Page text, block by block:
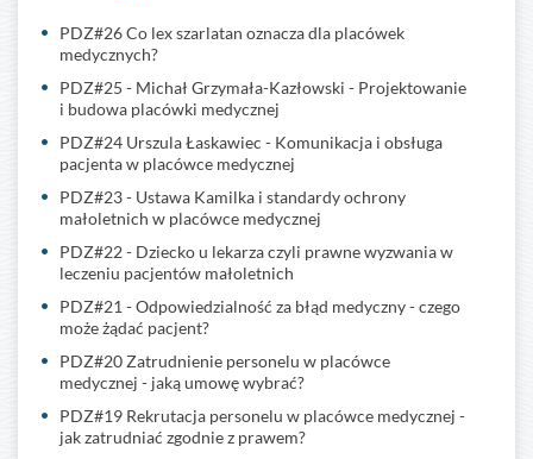
PDZ#26 Co lex szarlatan oznacza dla placówek
medycznych?
PDZ#25 - Michał Grzymała-Kazłowski - Projektowanie
i budowa placówki medycznej
PDZ#24 Urszula Łaskawiec - Komunikacja i obsługa
pacjenta w placówce medycznej
PDZ#23 - Ustawa Kamilka i standardy ochrony
małoletnich w placówce medycznej
PDZ#22 - Dziecko u lekarza czyli prawne wyzwania w
leczeniu pacjentów małoletnich
PDZ#21 - Odpowiedzialność za błąd medyczny - czego
może żądać pacjent?
PDZ#20 Zatrudnienie personelu w placówce
medycznej - jaką umowę wybrać?
PDZ#19 Rekrutacja personelu w placówce medycznej -
jak zatrudniać zgodnie z prawem?